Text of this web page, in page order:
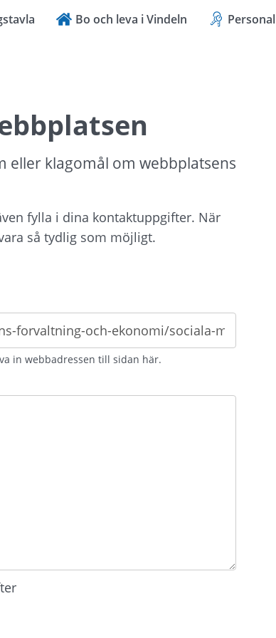
Bo och leva i Vindeln Personal
eller klagomål om webbplatsens
fylla i dina kontaktuppgifter. När
så tydlig som möjligt.
in webbadressen till sidan här.